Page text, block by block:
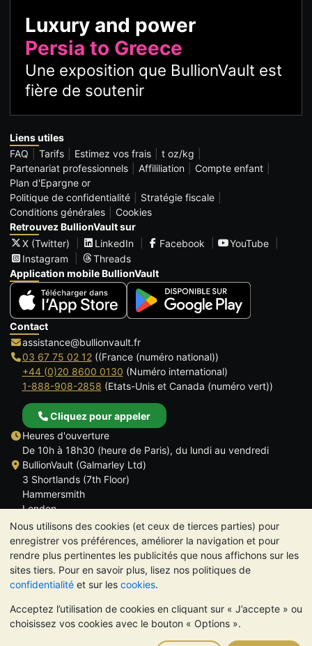
Nous utilisons des cookies (et ceux de tierces parties) pour
enregistrer vos préférences, améliorer la navigation et pour
rendre plus pertinentes les publicités que nous affichons sur les
sites tiers. Pour en savoir plus, lisez nos politiques de
confidentialité et sur les cookies.
Acceptez l’utilisation de cookies en cliquant sur « J’accepte » ou
choisissez vos cookies avec le bouton « Options ».
Luxury and power
Persia to Greece
Une exposition que BullionVault est
fière de soutenir
Liens utiles
FAQ
Tarifs Estimez vos frais
t oz/kg
Partenariat professionnels
Affililiation
Compte enfant
Plan d'Epargne or
Politique de confidentialité
Stratégie fiscale
Conditions générales
Cookies
Retrouvez BullionVault sur
X (Twitter)
LinkedIn Facebook
YouTube
Instagram
Threads
Application mobile BullionVault
Contact
assistance@bullionvault.fr
03 67 75 02 12((France (numéro national))
+44 (0)20 8600 0130 (Numéro international)
1-888-908-2858 (Etats-Unis et Canada (numéro vert))
Cliquez pour appeler
Heures d'ouverture
De 10h à 18h30 (heure de Paris), du lundi au vendredi
BullionVault (Galmarley Ltd)
3 Shortlands (7th Floor)
Hammersmith
London
W6 8DA
ROYAUME UNI
TrustScore 4.6 | 534 avis
VEUILLEZ NOTER: La valeur des métaux précieux peut aussi
bien baisser qu'augmenter. Les tendances historiques ne